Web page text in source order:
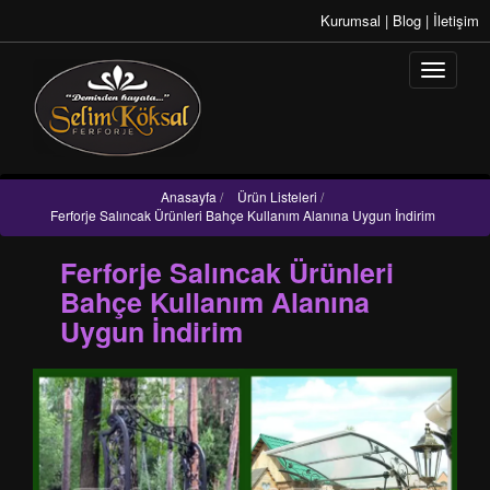
Kurumsal | Blog | İletişim
Anasayfa / Ürün Listeleri /
Ferforje Salıncak Ürünleri Bahçe Kullanım Alanına Uygun İndirim
Ferforje Salıncak Ürünleri
Bahçe Kullanım Alanına
Uygun İndirim